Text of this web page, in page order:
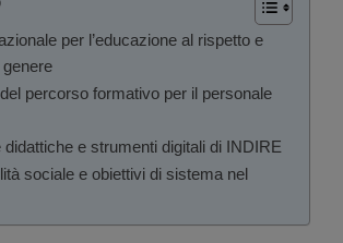
per l’educazione al rispetto e
percorso formativo per il personale
didattiche e strumenti digitali di INDIRE
sociale e obiettivi di sistema nel